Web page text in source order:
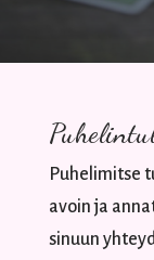
Puhelimitse
avoin ja
sinuun